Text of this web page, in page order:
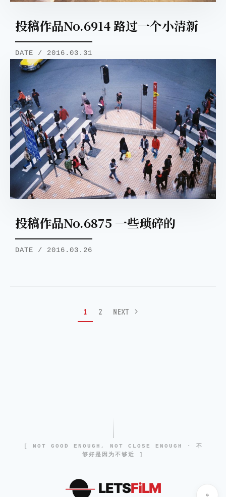
投稿作品No.6914 路过一个小清新
DATE / 2016.03.31
投稿作品No.6875 一些琐碎的
DATE / 2016.03.26
1 2 NEXT
[ NOT GOOD ENOUGH, NOT CLOSE ENOUGH · 不
够好是因为不够近 ]
LETSFiLM